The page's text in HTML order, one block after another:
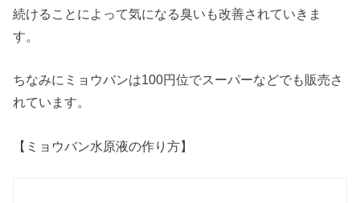
続けることによって気になる臭いも改善されていきま
す。
ちなみにミョウバンは100円位でスーパーなどでも販売さ
れています。
【ミョウバン水原液の作り方】